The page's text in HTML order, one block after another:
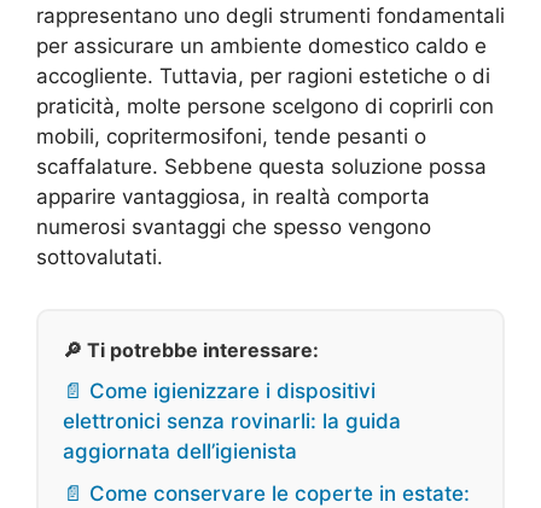
rappresentano uno degli strumenti fondamentali
per assicurare un ambiente domestico caldo e
accogliente. Tuttavia, per ragioni estetiche o di
praticità, molte persone scelgono di coprirli con
mobili, copritermosifoni, tende pesanti o
scaffalature. Sebbene questa soluzione possa
apparire vantaggiosa, in realtà comporta
numerosi svantaggi che spesso vengono
sottovalutati.
🔎 Ti potrebbe interessare:
📄 Come igienizzare i dispositivi
elettronici senza rovinarli: la guida
aggiornata dell’igienista
📄 Come conservare le coperte in estate: